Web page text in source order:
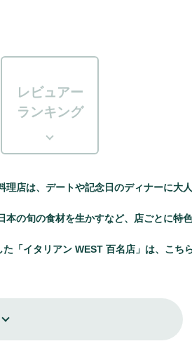
レビュアー
ランキング
店は、デートや記念日のディナーに大人
本の旬の食材を生かすなど、店ごとに特
「イタリアン WEST 百名店」は、こちら